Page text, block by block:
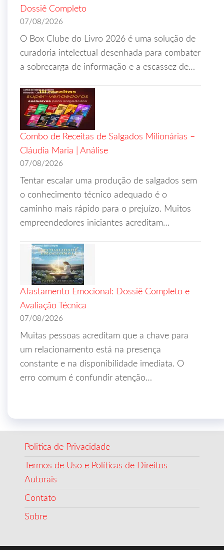
Dossiê Completo
07/08/2026
O Box Clube do Livro 2026 é uma solução de
curadoria intelectual desenhada para combater
a sobrecarga de informação e a escassez de…
Combo de Receitas de Salgados Milionárias –
Cláudia Maria | Análise
07/08/2026
Tentar escalar uma produção de salgados sem
o conhecimento técnico adequado é o
caminho mais rápido para o prejuízo. Muitos
empreendedores iniciantes acreditam…
Afastamento Emocional: Dossiê Completo e
Avaliação Técnica
07/08/2026
Muitas pessoas acreditam que a chave para
um relacionamento está na presença
constante e na disponibilidade imediata. O
erro comum é confundir atenção…
Politica de Privacidade
Termos de Uso e Políticas de Direitos
Autorais
Contato
Sobre